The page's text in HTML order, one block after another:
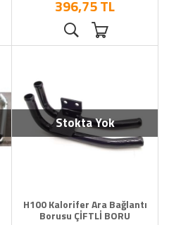
396,75 TL
Stokta Yok
H100 Kalorifer Ara Bağlantı
Borusu ÇİFTLİ BORU